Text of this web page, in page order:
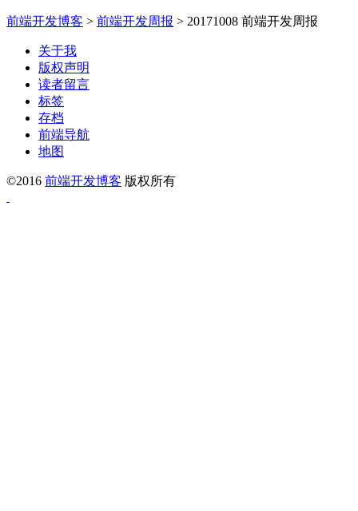
前端开发博客 > 前端开发周报 > 20171008 前端开发周报
关于我
版权声明
读者留言
标签
存档
前端导航
地图
©2016 前端开发博客 版权所有